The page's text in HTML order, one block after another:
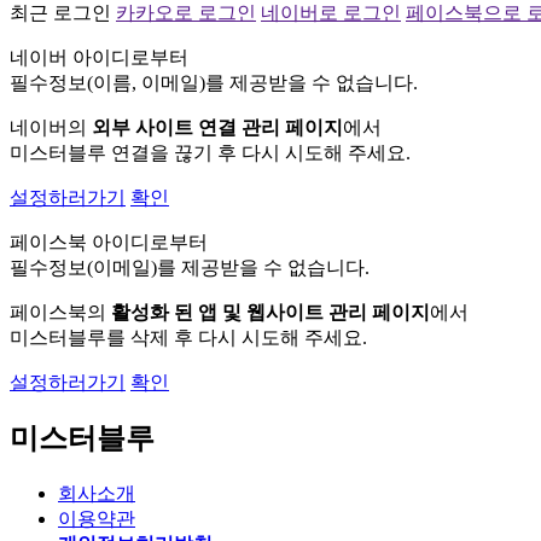
최근 로그인 카카오로 로그인 네이버로 로그인 페이스북으로
네이버 아이디로부터
필수정보(이름, 이메일)를 제공받을 수 없습니다.
네이버의 외부 사이트 연결 관리 페이지 에서
미스터블루 연결을 끊기 후 다시 시도해 주세요.
설정하러가기 확인
페이스북 아이디로부터
필수정보(이메일)를 제공받을 수 없습니다.
페이스북의 활성화 된 앱 및 웹사이트 관리 페이지 에서
미스터블루를 삭제 후 다시 시도해 주세요.
설정하러가기 확인
미스터블루
회사소개
이용약관